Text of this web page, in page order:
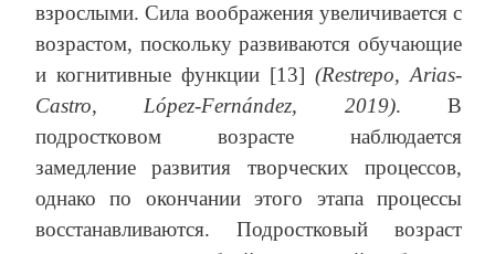
взрослыми. Сила воображения увеличивается с
возрастом, поскольку развиваются обучающие
и когнитивные функции [13] (Restrepo, Arias-
Castro, López-Fernández, 2019). В
подростковом возрасте наблюдается
замедление развития творческих процессов,
однако по окончании этого этапа процессы
восстанавливаются. Подростковый возраст